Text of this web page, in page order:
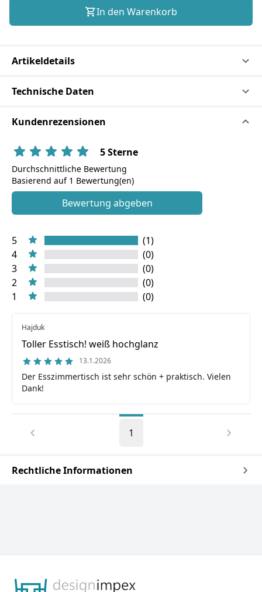
In den Warenkorb
Artikeldetails
Technische Daten
Kundenrezensionen
5 Sterne
Durchschnittliche Bewertung
Basierend auf 1 Bewertung(en)
Bewertung abgeben
5
(1)
4
(0)
3
(0)
2
(0)
1
(0)
Hajduk
Toller Esstisch! weiß hochglanz
13.1.2026
Der Esszimmertisch ist sehr schön + praktisch. Vielen
Dank!
1
Rechtliche Informationen